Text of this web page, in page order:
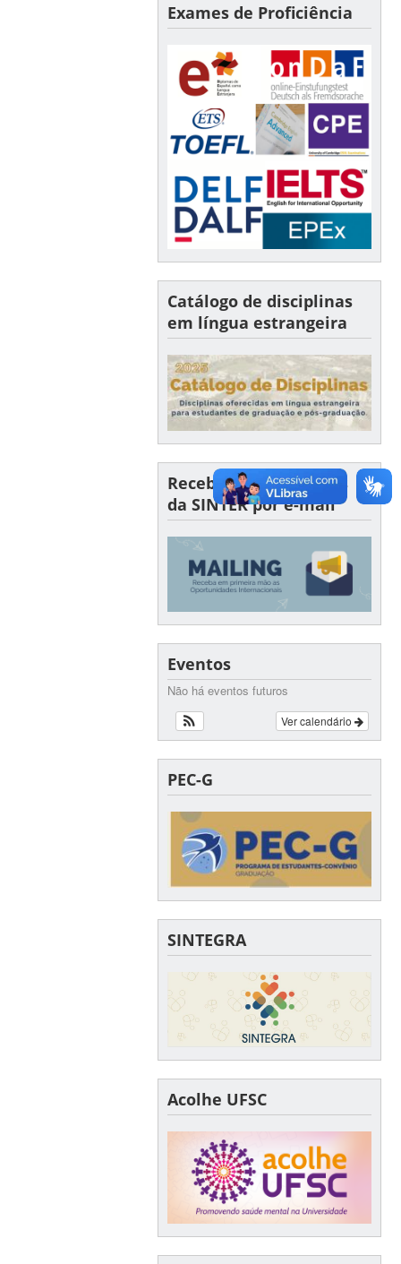
Exames de Proficiência
Catálogo de disciplinas
em língua estrangeira
Receba oportunidades
da SINTER por e-mail
Eventos
Não há eventos futuros
Ver calendário
PEC-G
SINTEGRA
Acolhe UFSC